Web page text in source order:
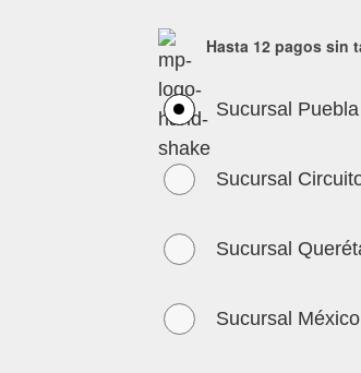
Hasta 12 pagos sin
Sucursal Puebla
Sucursal
Sucursal
Sucursal México